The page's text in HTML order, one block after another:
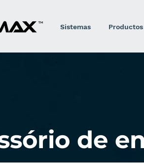
Sistemas Productos
de